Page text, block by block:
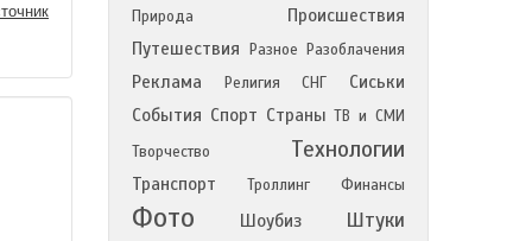
Природа
Происшествия
Путешествия
Разное Разоблачения
Реклама Религия СНГ
Сиськи
События Спорт Страны ТВ и СМИ
Творчество
Технологии
Транспорт Троллинг Финансы
Фото Шоубиз Штуки